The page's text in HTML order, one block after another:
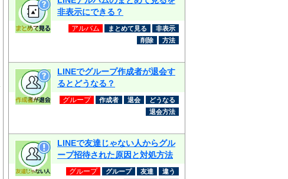
非表示にできる？
アルバム まとめて見る
非表示
削除
方法
LINEでグループ作成者が退会す
るとどうなる？
グループ 作成者 退会
どうなる
退会方法
LINEで友達じゃない人からグル
ープ招待された原因と対処方法
グループ グループ 友達
違う